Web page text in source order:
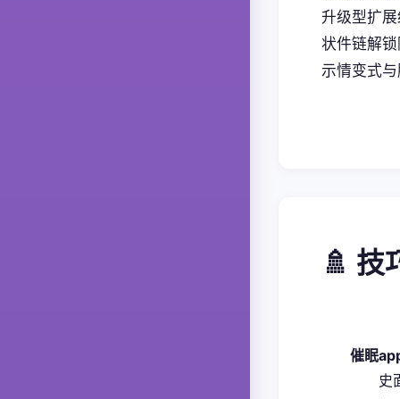
升级型扩
状件链解
示情变式
🚿 技
催眠
史